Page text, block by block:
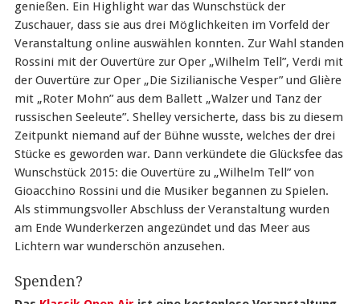
genießen. Ein Highlight war das Wunschstück der
Zuschauer, dass sie aus drei Möglichkeiten im Vorfeld der
Veranstaltung online auswählen konnten. Zur Wahl standen
Rossini mit der Ouvertüre zur Oper „Wilhelm Tell”, Verdi mit
der Ouvertüre zur Oper „Die Sizilianische Vesper” und Glière
mit „Roter Mohn” aus dem Ballett „Walzer und Tanz der
russischen Seeleute”. Shelley versicherte, dass bis zu diesem
Zeitpunkt niemand auf der Bühne wusste, welches der drei
Stücke es geworden war. Dann verkündete die Glücksfee das
Wunschstück 2015: die Ouvertüre zu „Wilhelm Tell” von
Gioacchino Rossini und die Musiker begannen zu Spielen.
Als stimmungsvoller Abschluss der Veranstaltung wurden
am Ende Wunderkerzen angezündet und das Meer aus
Lichtern war wunderschön anzusehen.
Spenden?